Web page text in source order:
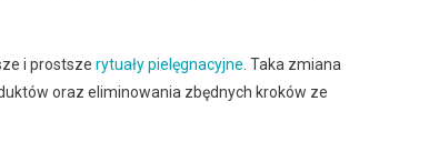
i prostsze rytuały pielęgnacyjne . Taka zmiana
oraz eliminowania zbędnych kroków ze